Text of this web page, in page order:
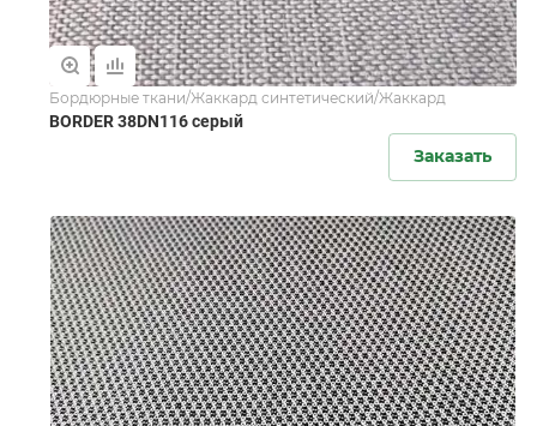
Бордюрные ткани/Жаккард синтетический/Жаккард
BORDER 38DN116 серый
Заказать